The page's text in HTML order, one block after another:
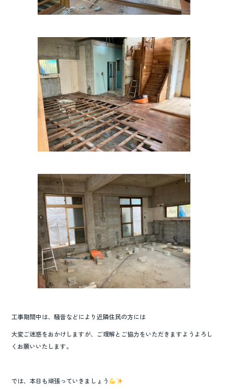
工事期間中は、騒音などにより近隣住民の方には
大変ご迷惑をおかけしますが、ご理解とご協力をいただきますようよろし
くお願いいたします。
では、本日も頑張っていきましょう